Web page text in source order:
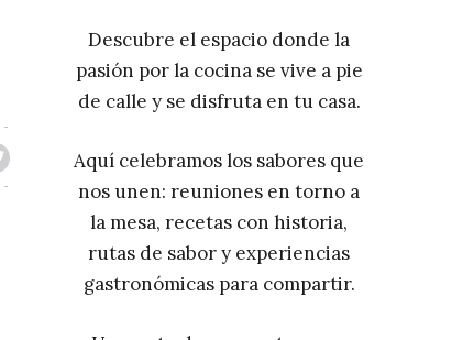
Descubre el espacio donde la
pasión por la cocina se vive a pie
de calle y se disfruta en tu casa.
Aquí celebramos los sabores que
nos unen: reuniones en torno a
la mesa, recetas con historia,
rutas de sabor y experiencias
gastronómicas para compartir.